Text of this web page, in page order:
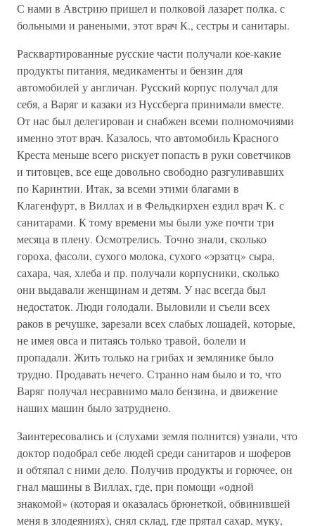
С нами в Австрию пришел и полковой лазарет полка, с
больными и ранеными, этот врач К., сестры и санитары.
Расквартированные русские части получали кое-какие
продукты питания, медикаменты и бензин для
автомобилей у англичан. Русский корпус получал для
себя, а Варяг и казаки из Нуссберга принимали вместе.
От нас был делегирован и снабжен всеми полномочиями
именно этот врач. Казалось, что автомобиль Красного
Креста меньше всего рискует попасть в руки советчиков
и титовцев, все еще довольно свободно разгуливавших
по Каринтии. Итак, за всеми этими благами в
Клагенфурт, в Виллах и в Фельдкирхен ездил врач К. с
санитарами. К тому времени мы были уже почти три
месяца в плену. Осмотрелись. Точно знали, сколько
гороха, фасоли, сухого молока, сухого «эрзатц» сыра,
сахара, чая, хлеба и пр. получали корпусники, сколько
они выдавали женщинам и детям. У нас всегда был
недостаток. Люди голодали. Выловили и съели всех
раков в речушке, зарезали всех слабых лошадей, которые,
не имея овса и питаясь только травой, болели и
пропадали. Жить только на грибах и землянике было
трудно. Продавать нечего. Странно нам было и то, что
Варяг получал несравнимо мало бензина, и движение
наших машин было затруднено.
Заинтересовались и (слухами земля полнится) узнали, что
доктор подобрал себе людей среди санитаров и шоферов
и обтяпал с ними дело. Получив продукты и горючее, он
гнал машины в Виллах, где, при помощи «одной
знакомой» (которая и оказалась брюнеткой, обвинившей
меня в злодеяниях), снял склад, где прятал сахар, муку,